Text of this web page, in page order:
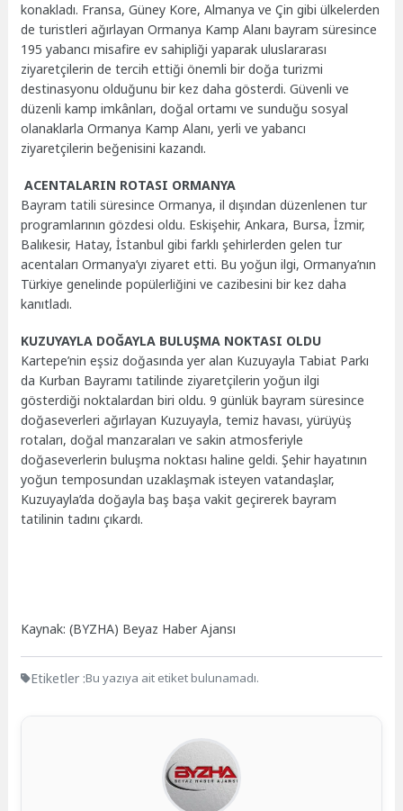
konakladı. Fransa, Güney Kore, Almanya ve Çin gibi ülkelerden
de turistleri ağırlayan Ormanya Kamp Alanı bayram süresince
195 yabancı misafire ev sahipliği yaparak uluslararası
ziyaretçilerin de tercih ettiği önemli bir doğa turizmi
destinasyonu olduğunu bir kez daha gösterdi. Güvenli ve
düzenli kamp imkânları, doğal ortamı ve sunduğu sosyal
olanaklarla Ormanya Kamp Alanı, yerli ve yabancı
ziyaretçilerin beğenisini kazandı.
ACENTALARIN ROTASI ORMANYA
Bayram tatili süresince Ormanya, il dışından düzenlenen tur
programlarının gözdesi oldu. Eskişehir, Ankara, Bursa, İzmir,
Balıkesir, Hatay, İstanbul gibi farklı şehirlerden gelen tur
acentaları Ormanya’yı ziyaret etti. Bu yoğun ilgi, Ormanya’nın
Türkiye genelinde popülerliğini ve cazibesini bir kez daha
kanıtladı.
KUZUYAYLA DOĞAYLA BULUŞMA NOKTASI OLDU
Kartepe’nin eşsiz doğasında yer alan Kuzuyayla Tabiat Parkı
da Kurban Bayramı tatilinde ziyaretçilerin yoğun ilgi
gösterdiği noktalardan biri oldu. 9 günlük bayram süresince
doğaseverleri ağırlayan Kuzuyayla, temiz havası, yürüyüş
rotaları, doğal manzaraları ve sakin atmosferiyle
doğaseverlerin buluşma noktası haline geldi. Şehir hayatının
yoğun temposundan uzaklaşmak isteyen vatandaşlar,
Kuzuyayla’da doğayla baş başa vakit geçirerek bayram
tatilinin tadını çıkardı.
Kaynak: (BYZHA) Beyaz Haber Ajansı
Etiketler :Bu yazıya ait etiket bulunamadı.